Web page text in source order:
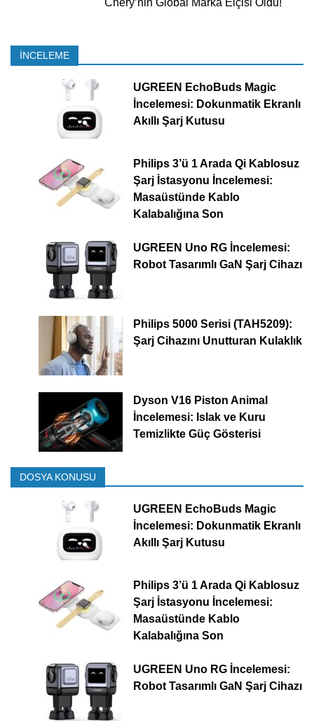
Chery’nin Global Marka Elçisi Oldu!
İNCELEME
UGREEN EchoBuds Magic
İncelemesi: Dokunmatik Ekranlı
Akıllı Şarj Kutusu
Philips 3’ü 1 Arada Qi Kablosuz
Şarj İstasyonu İncelemesi:
Masaüstünde Kablo
Kalabalığına Son
UGREEN Uno RG İncelemesi:
Robot Tasarımlı GaN Şarj Cihazı
Philips 5000 Serisi (TAH5209):
Şarj Cihazını Unutturan Kulaklık
Dyson V16 Piston Animal
İncelemesi: Islak ve Kuru
Temizlikte Güç Gösterisi
DOSYA KONUSU
UGREEN EchoBuds Magic
İncelemesi: Dokunmatik Ekranlı
Akıllı Şarj Kutusu
Philips 3’ü 1 Arada Qi Kablosuz
Şarj İstasyonu İncelemesi:
Masaüstünde Kablo
Kalabalığına Son
UGREEN Uno RG İncelemesi:
Robot Tasarımlı GaN Şarj Cihazı